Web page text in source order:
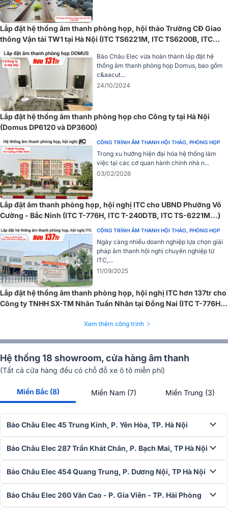
ITC T-B240D được trang bị đa dạng cổng kết nối với 4 đầu vào
micro, 2 đầu vào AUX và 1 đầu vào EMC, đáp ứng linh hoạt nhiều
nhu cầu sử dụng. Trang bị hệ thống bảo vệ chống chập mạch, quá
tải và quá nhiệt giúp thiết bị hoạt động an toàn, ổn định trong thời
gian dài.
Bên cạnh đó, amply còn tích hợp nguồn phantom 48V cho micro
condenser, chức năng ưu tiên tín hiệu thông minh cùng khả năng
điều chỉnh âm lượng, âm sắc độc lập, mang đến chất lượng âm
thanh rõ ràng và dễ kiểm soát.
=> Xem thêm:Amply Liền Mixer ITC T-B240D
Micro đại biểu ITC TF-A0502
Micro ITC TF-A0502 được thiết kế tinh tế với công nghệ CNC hiện
đại, mang lại ngoại hình sang trọng, độ bền cao và khả năng loại bỏ
tiếng "pop" tần số thấp mà không cần lớp bảo vệ chống gió. Đèn
báo trạng thái hình vòng trực quan với đèn đỏ báo micro đang hoạt
động và đèn xanh cho trạng thái chờ, giúp dễ dàng theo dõi trong
các cuộc họp.
Lắp đặt hệ thống âm thanh phòng họp, hội thảo Trường CĐ Giao
thông Vận tải TW1 tại Hà Nội (ITC TS6221M, ITC TS6200B, ITC
TS6200A)
Bảo Châu Elec vừa hoàn thành lắp đặt hệ
thống âm thanh phòng họp Domus, bao gồm
c&aacut...
24/10/2024
Lắp đặt hệ thống âm thanh phòng họp cho Công ty tại Hà Nội
(Domus DP6120 và DP3600)
CÔNG TRÌNH ÂM THANH HỘI THẢO, PHÒNG HỌP
Trong xu hướng hiện đại hóa hệ thống làm
việc tại các cơ quan hành chính nhà n...
03/02/2026
Lắp đặt âm thanh phòng họp, hội nghị ITC cho UBND Phường Võ
Cường - Bắc Ninh (ITC T-776H, ITC T-240DTB, ITC TS-6221M...)
CÔNG TRÌNH ÂM THANH HỘI THẢO, PHÒNG HỌP
Ngày càng nhiều doanh nghiệp lựa chọn giải
pháp âm thanh hội nghị chuyên nghiệp từ
ITC,...
11/09/2025
Lắp đặt hệ thống âm thanh phòng họp, hội nghị ITC hơn 137tr cho
Công ty TNHH SX-TM Nhân Tuấn Nhân tại Đồng Nai (ITC T-776H,
Xem thêm công trình
Hệ thống 18 showroom, cửa hàng âm thanh
(Tất cả cửa hàng đều có chỗ đỗ xe ô tô miễn phí)
Miền Bắc (8) Miền Nam (7) Miền Trung (3)
Bảo Châu Elec 45 Trung Kính, P. Yên Hòa, TP. Hà Nội
Bảo Châu Elec 287 Trần Khát Chân, P. Bạch Mai, TP Hà Nội
Bảo Châu Elec 454 Quang Trung, P. Dương Nội, TP Hà Nội
Bảo Châu Elec 260 Văn Cao - P. Gia Viên - TP. Hải Phòng